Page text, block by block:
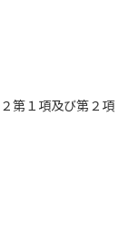
第１項及び第２項